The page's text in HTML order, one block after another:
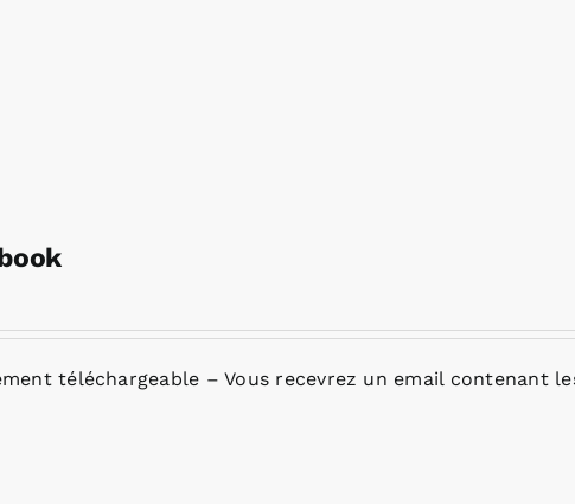
téléchargeable – Vous recevrez un email contenant